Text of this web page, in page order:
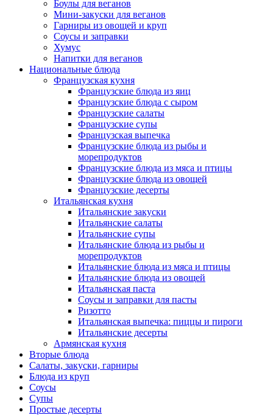
Боулы для веганов
Мини-закуски для веганов
Гарниры из овощей и круп
Соусы и заправки
Хумус
Напитки для веганов
Национальные блюда
Французская кухня
Французские блюда из яиц
Французские блюда с сыром
Французские салаты
Французские супы
Французская выпечка
Французские блюда из рыбы и
морепродуктов
Французские блюда из мяса и птицы
Французские блюда из овощей
Французские десерты
Итальянская кухня
Итальянские закуски
Итальянские салаты
Итальянские супы
Итальянские блюда из рыбы и
морепродуктов
Итальянские блюда из мяса и птицы
Итальянские блюда из овощей
Итальянская паста
Соусы и заправки для пасты
Ризотто
Итальянская выпечка: пиццы и пироги
Итальянские десерты
Армянская кухня
Вторые блюда
Салаты, закуски, гарниры
Блюда из круп
Соусы
Супы
Простые десерты